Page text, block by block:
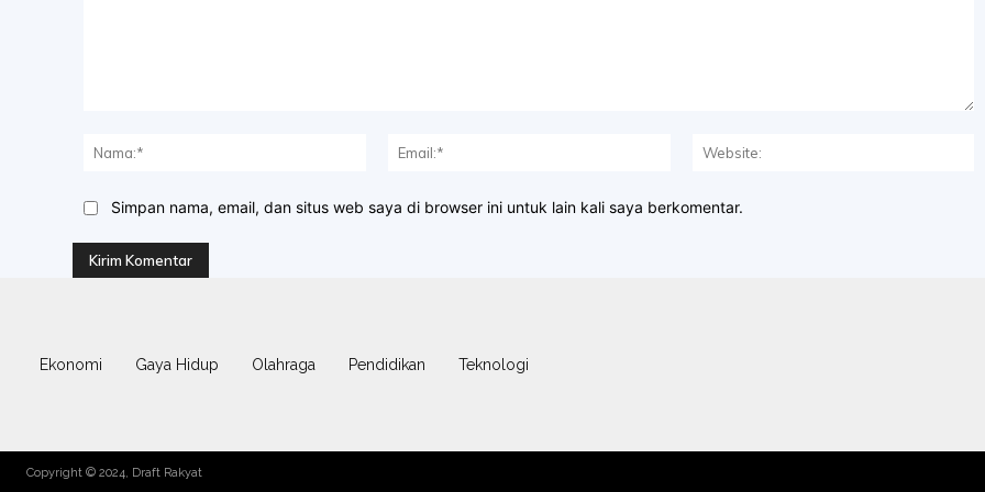
Nama:*
Email:*
Simpan nama, email, dan situs web saya di browser ini untuk lain kali saya berkomentar.
Ekonomi Gaya Hidup Olahraga Pendidikan Teknologi
Copyright © 2024, Draft Rakyat